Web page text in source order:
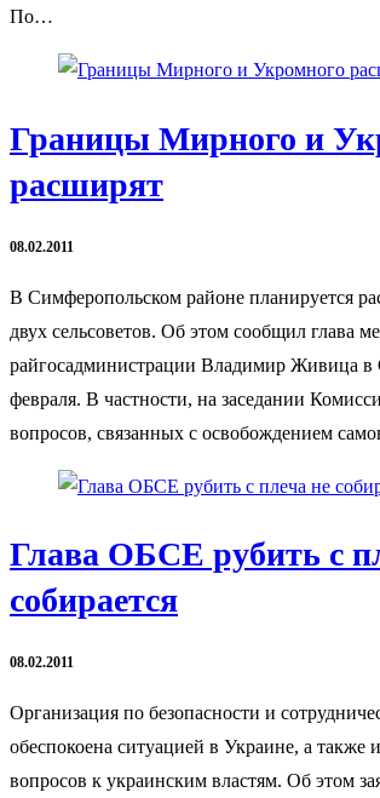
По…
Границы Мирного и
расширят
08.02.2011
В Симферопольском районе планируется
двух сельсоветов. Об этом сообщил глава
райгосадминистрации Владимир Живица в
февраля. В частности, на заседании
вопросов, связанных с освобождением
Глава ОБСЕ рубить с
собирается
08.02.2011
Организация по безопасности и
обеспокоена ситуацией в Украине, а также
вопросов к украинским властям. Об этом